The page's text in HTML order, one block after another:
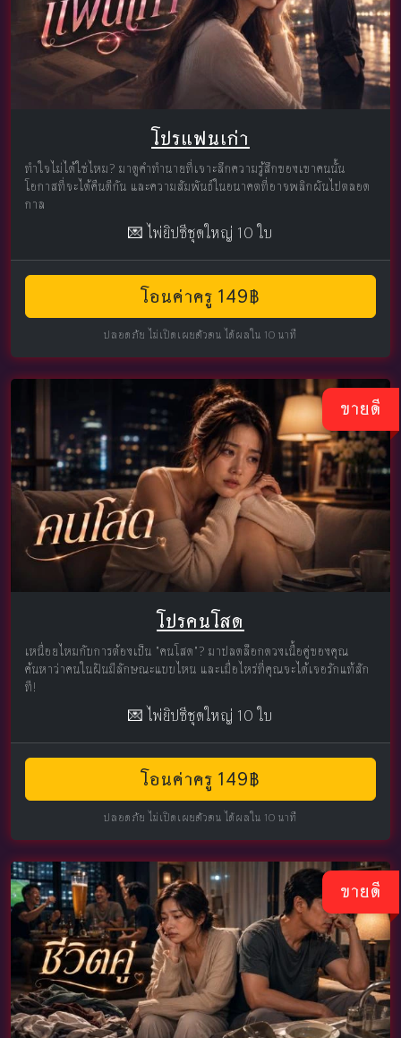
โปรแฟนเก่า
ทำใจไม่ได้ใช่ไหม? มาดูคำทำนายที่เจาะลึกความรู้สึกของเขาคนนั้น
โอกาสที่จะได้คืนดีกัน และความสัมพันธ์ในอนาคตที่อาจพลิกผันไปตลอด
กาล
💌 ไพ่ยิปซีชุดใหญ่ 10 ใบ
โอนค่าครู 149฿
ปลอดภัย ไม่เปิดเผยตัวตน ได้ผลใน 10 นาที
ขายดี
โปรคนโสด
เหนื่อยไหมกับการต้องเป็น "คนโสด"? มาปลดล็อกดวงเนื้อคู่ของคุณ
ค้นหาว่าคนในฝันมีลักษณะแบบไหน และเมื่อไหร่ที่คุณจะได้เจอรักแท้สัก
ที!
💌 ไพ่ยิปซีชุดใหญ่ 10 ใบ
โอนค่าครู 149฿
ปลอดภัย ไม่เปิดเผยตัวตน ได้ผลใน 10 นาที
ขายดี